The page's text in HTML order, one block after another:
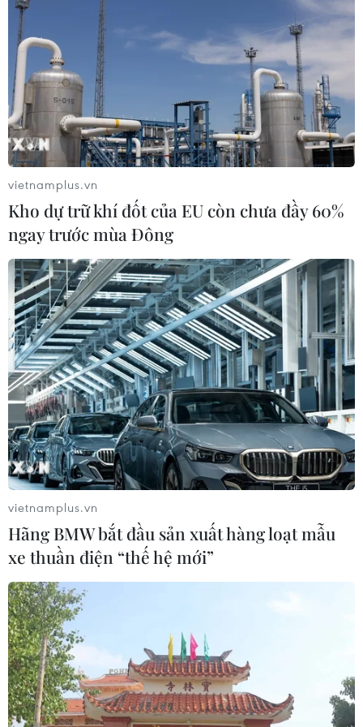
Honda và sự chuyển hướng chiến lược
trong phát triển xe điện
10/06/2024 08:29
Thông báo đầu tư vào trung tâm xe điện của Honda
diễn ra giữa bối cảnh các nhà sản xuất ôtô khác đang
có động thái rút lui trong lĩnh vực xe điện và đối với một
số hãng, kế hoạch xe điện bị gác lại.
Xe điện Huyndai và Kia ngày càng được ưa
vietnamplus.vn
Kho dự trữ khí đốt của EU còn chưa đầy 60%
ngay trước mùa Đông
vietnamplus.vn
Hãng BMW bắt đầu sản xuất hàng loạt mẫu
xe thuần điện “thế hệ mới”